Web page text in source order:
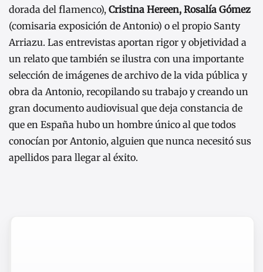
dorada del flamenco), Cristina Hereen, Rosalía Gómez
(comisaria exposición de Antonio) o el propio Santy
Arriazu. Las entrevistas aportan rigor y objetividad a
un relato que también se ilustra con una importante
selección de imágenes de archivo de la vida pública y
obra da Antonio, recopilando su trabajo y creando un
gran documento audiovisual que deja constancia de
que en España hubo un hombre único al que todos
conocían por Antonio, alguien que nunca necesitó sus
apellidos para llegar al éxito.